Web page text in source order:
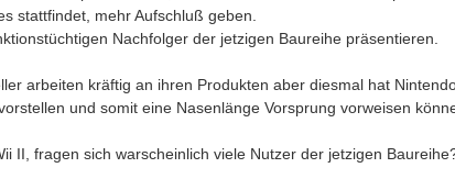
stattfindet, mehr Aufschluß geben.
Nachfolger der jetzigen Baureihe präsentieren.
arbeiten kräftig an ihren Produkten aber diesmal hat
und somit eine Nasenlänge Vorsprung vorweisen
II, fragen sich warscheinlich viele Nutzer der jetzigen